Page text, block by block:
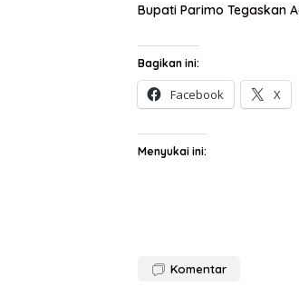
Bupati Parimo Tegaskan
Bagikan ini:
Facebook X
Menyukai ini:
Komentar